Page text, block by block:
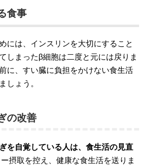
食事
には、インスリンを大切にすること
しまったβ細胞は二度と元には戻りま
に、すい臓に負担をかけない食生活
しょう。
の改善
を自覚している人は、食生活の見直
摂取を控え、健康な食生活を送りま